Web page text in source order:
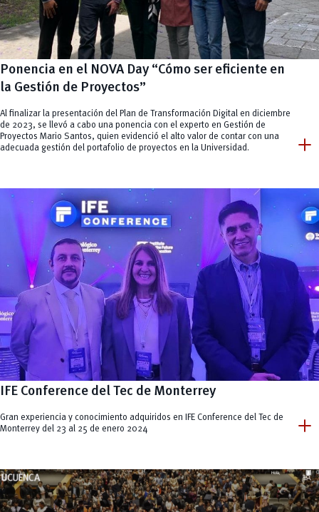
Ponencia en el NOVA Day “Cómo ser eficiente en
la Gestión de Proyectos”
Al finalizar la presentación del Plan de Transformación Digital en diciembre
de 2023, se llevó a cabo una ponencia con el experto en Gestión de
Proyectos Mario Santos, quien evidenció el alto valor de contar con una
adecuada gestión del portafolio de proyectos en la Universidad.
add
IFE Conference del Tec de Monterrey
Gran experiencia y conocimiento adquiridos en IFE Conference del Tec de
Monterrey del 23 al 25 de enero 2024
add